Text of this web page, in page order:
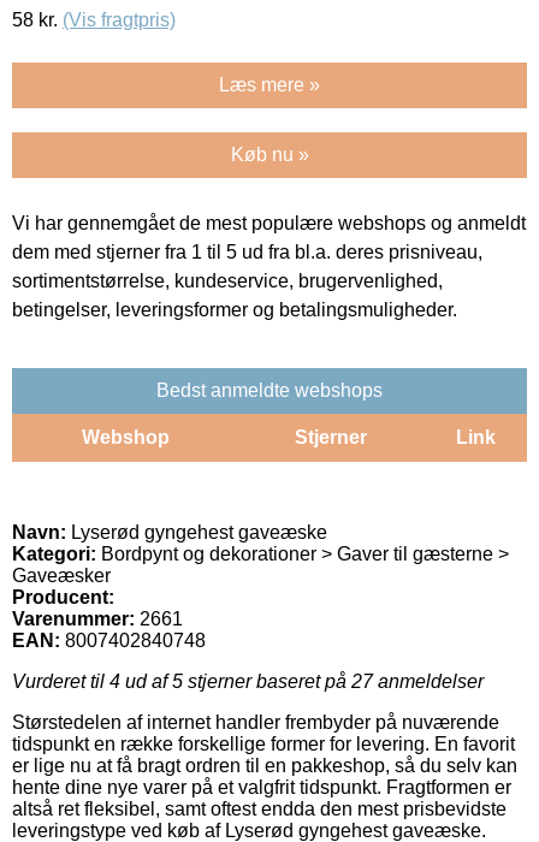
58 kr. (Vis fragtpris)
Læs mere »
Køb nu »
Vi har gennemgået de mest populære webshops og anmeldt
dem med stjerner fra 1 til 5 ud fra bl.a. deres prisniveau,
sortimentstørrelse, kundeservice, brugervenlighed,
betingelser, leveringsformer og betalingsmuligheder.
Bedst anmeldte webshops
Webshop Stjerner Link
Navn: Lyserød gyngehest gaveæske
Kategori: Bordpynt og dekorationer > Gaver til gæsterne >
Gaveæsker
Producent:
Varenummer: 2661
EAN: 8007402840748
Vurderet til 4 ud af 5 stjerner baseret på 27anmeldelser
Størstedelen af internet handler frembyder på nuværende
tidspunkt en række forskellige former for levering. En favorit
er lige nu at få bragt ordren til en pakkeshop, så du selv kan
hente dine nye varer på et valgfrit tidspunkt. Fragtformen er
altså ret fleksibel, samt oftest endda den mest prisbevidste
leveringstype ved køb af Lyserød gyngehest gaveæske.